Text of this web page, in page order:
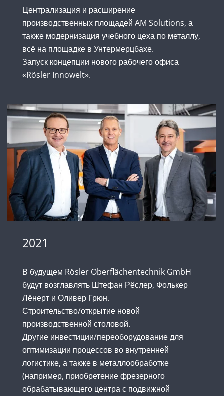
Централизация и расширение
производственных площадей AM Solutions, а
также модернизация учебного цеха по металлу,
всё на площадке в Унтермерцбахе.
Запуск концепции нового рабочего офиса
«Rösler Innowelt».
2021
В будущем Rösler Oberflächentechnik GmbH
будут возглавлять Штефан Рёслер, Фолькер
Лёнерт и Оливер Грюн.
Строительство/открытие новой
производственной столовой.
Другие инвестиции/переоборудование для
оптимизации процессов во внутренней
логистике, а также в металлообработке
(например, приобретение фрезерного
обрабатывающего центра с подвижной